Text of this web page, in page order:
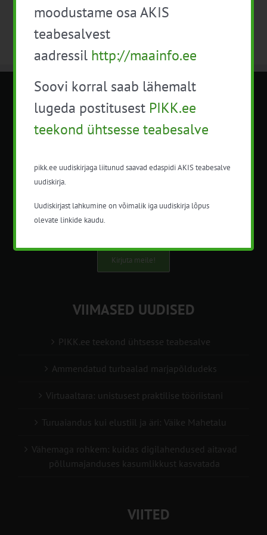
METK NÕUANDETEENISTUS
Nõuandeteenistuse nimetuse alt
nõustamisteenuseid.
info@pikk.ee
Kirjuta meile!
VIIMASED UUDISED
PIKK.ee teekond ühtsesse teabesalve
Ammendatud turbaalad marjapõldudeks
Virtuaaltara: unistusest praktilise tööriistani
Turuaiandus kui elustiil ja äri: Väike Mahetalu
Vähemaga rohkem: kuidas digilahendused aitavad
põllumajanduses kasumlikkust kasvatada
VIITED
moodustame osa AKIS
teabesalvest
aadressil http://maainfo.ee
Soovi korral saab lähemalt
lugeda postitusest PIKK.ee
teekond ühtsesse teabesalve
pikk.ee uudiskirjaga liitunud saavad edaspidi AKIS teabesalve
uudiskirja.
Uudiskirjast lahkumine on võimalik iga uudiskirja lõpus
olevate linkide kaudu.